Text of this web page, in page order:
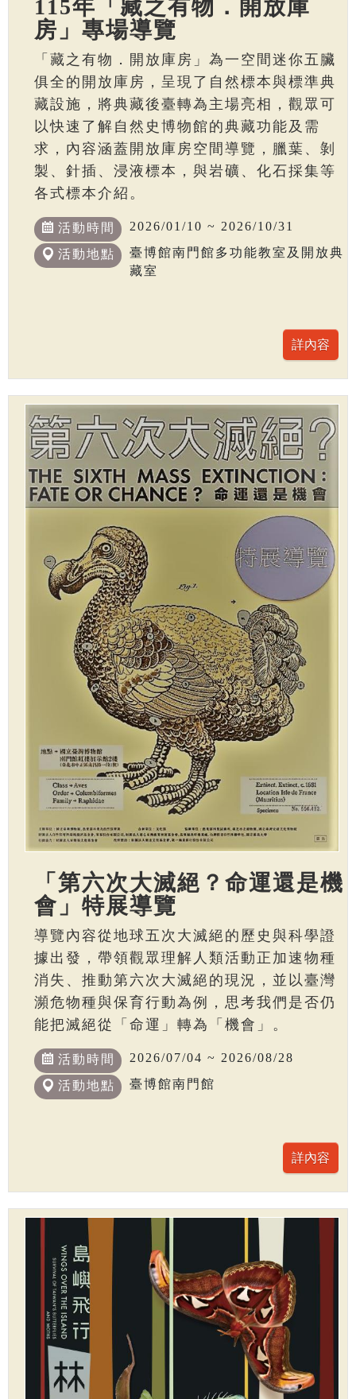
115年「藏之有物．開放庫
房」專場導覽
「藏之有物．開放庫房」為一空間迷你五臟
俱全的開放庫房，呈現了自然標本與標準典
藏設施，將典藏後臺轉為主場亮相，觀眾可
以快速了解自然史博物館的典藏功能及需
求，內容涵蓋開放庫房空間導覽，臘葉、剝
製、針插、浸液標本，與岩礦、化石採集等
各式標本介紹。
活動時間 2026/01/10 ~ 2026/10/31
活動地點
臺博館南門館多功能教室及開放典
藏室
「第六次大滅絕？命運還是機
會」特展導覽
導覽內容從地球五次大滅絕的歷史與科學證
據出發，帶領觀眾理解人類活動正加速物種
消失、推動第六次大滅絕的現況，並以臺灣
瀕危物種與保育行動為例，思考我們是否仍
能把滅絕從「命運」轉為「機會」。
活動時間 2026/07/04 ~ 2026/08/28
活動地點 臺博館南門館